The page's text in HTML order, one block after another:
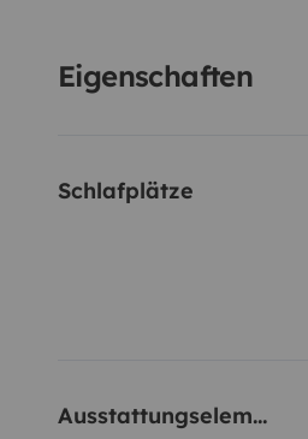
Eigenschaften
Schlafplätze
Ausstattungselemente